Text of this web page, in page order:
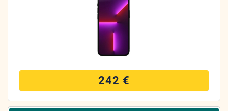
242 €